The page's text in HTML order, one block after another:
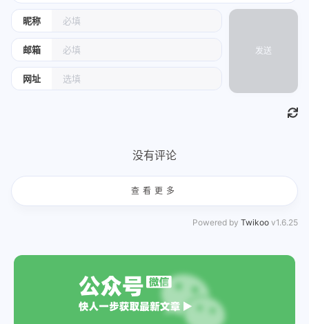
昵称
邮箱
网址
发送
没有评论
查看更多
Powered by Twikoo v1.6.25